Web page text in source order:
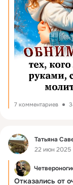
7 комментариев
Фид Татьяна
22 июн 2025
Отказались от